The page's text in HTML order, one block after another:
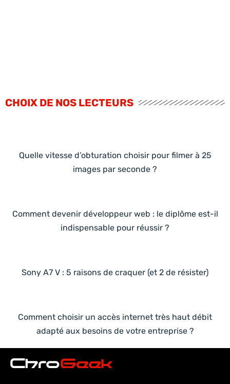
CHOIX DE NOS LECTEURS
Quelle vitesse d’obturation choisir pour filmer à 25
images par seconde ?
Comment devenir développeur web : le diplôme est-il
indispensable pour réussir ?
Sony A7 V : 5 raisons de craquer (et 2 de résister)
Comment choisir un accès internet très haut débit
adapté aux besoins de votre entreprise ?